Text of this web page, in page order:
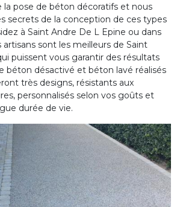
la pose de béton décoratifs et nous
secrets de la conception de ces types
à Saint Andre De L Epine ou dans
artisans sont les meilleurs de Saint
puissent vous garantir des résultats
béton désactivé et béton lavé réalisés
très designs, résistants aux
personnalisés selon vos goûts et
durée de vie.